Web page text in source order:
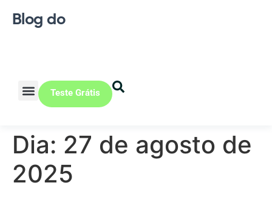
Blog do
Teste Grátis
Dia: 27 de agosto de
2025